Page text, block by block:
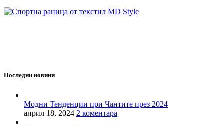
Последни новини
Модни Тенденции при Чантите през 2024
април 18, 2024 2 коментара